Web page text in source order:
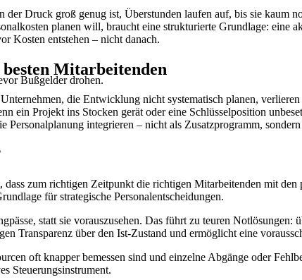
Bußgelder drohen.
Druck groß genug ist, Überstunden laufen auf, bis sie kaum
planen will, braucht eine strukturierte Grundlage:
Kosten entstehen – nicht danach.
Mitarbeitenden
die Entwicklung nicht systematisch planen,
ein Projekt ins Stocken gerät oder eine Schlüsselposition
integrieren – nicht als Zusatzprogramm,
zum richtigen Zeitpunkt die richtigen Mitarbeitenden mit
für strategische Personalentscheidungen.
statt sie vorauszusehen. Das führt zu teuren Notlösungen:
Transparenz über den Ist-Zustand und ermöglicht eine
oft knapper bemessen sind und einzelne Abgänge oder
Steuerungsinstrument.